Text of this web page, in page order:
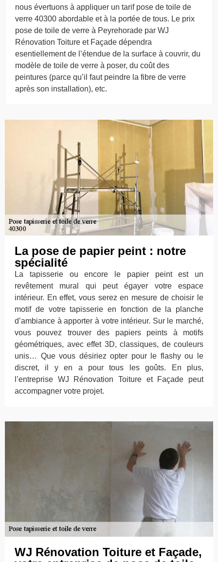
nous évertuons à appliquer un tarif pose de toile de
verre 40300 abordable et à la portée de tous. Le prix
pose de toile de verre à Peyrehorade par WJ
Rénovation Toiture et Façade dépendra
esentiellement de l’étendue de la surface à couvrir, du
modèle de toile de verre à poser, du coût des
peintures (parce qu’il faut peindre la fibre de verre
après son installation), etc.
La pose de papier peint : notre
spécialité
La tapisserie ou encore le papier peint est un
revêtement mural qui peut égayer votre espace
intérieur. En effet, vous serez en mesure de choisir le
motif de votre tapisserie en fonction de la planche
d’ambiance à apporter à votre intérieur. Sur le marché,
vous pouvez trouver des papiers peints à motifs
géométriques, avec effet 3D, classiques, de couleurs
unis… Que vous désiriez opter pour le flashy ou le
discret, il y en a pour tous les goûts. En plus,
l’entreprise WJ Rénovation Toiture et Façade peut
accompagner votre projet.
WJ Rénovation Toiture et Façade,